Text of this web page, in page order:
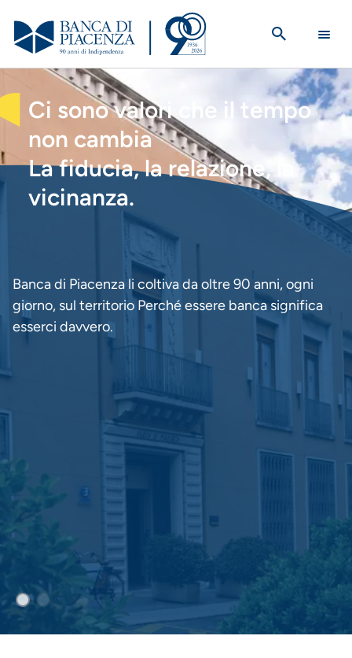
contenuto
principale
HOMEPAGE
Ci sono valori che il tempo
non cambia
La fiducia, la relazione, la
vicinanza.
Banca di Piacenza li coltiva da oltre 90 anni, ogni
giorno, sul territorio Perché essere banca significa
esserci davvero.